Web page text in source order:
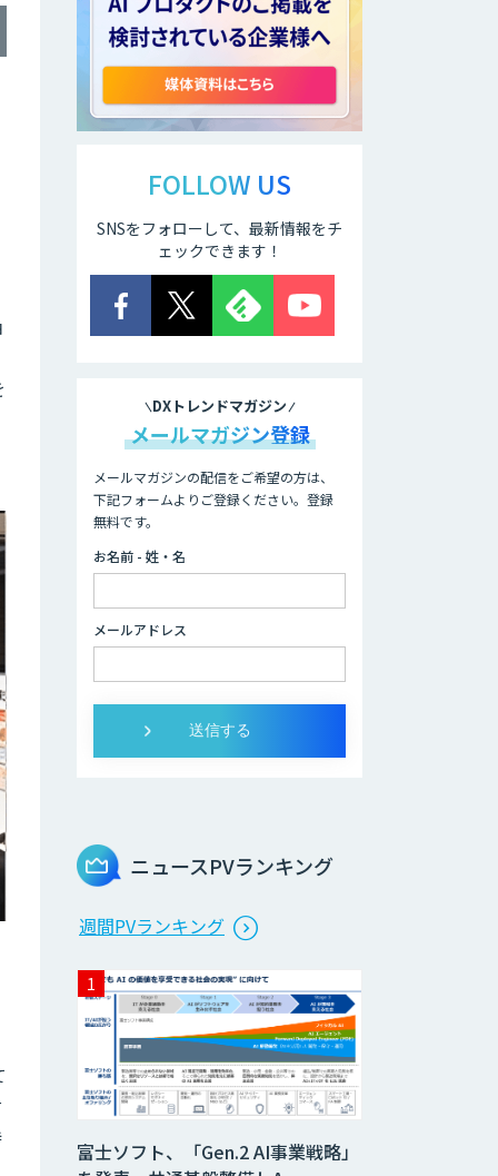
FOLLOW US
SNSをフォローして、最新情報をチ
ェックできます！
DXトレンドマガジン
メールマガジン登録
メールマガジンの配信をご希望の方は、
下記フォームよりご登録ください。登録
無料です。
お名前 - 姓・名
メールアドレス
ニュースPVランキング
週間PVランキング
富士ソフト、「Gen.2 AI事業戦略」